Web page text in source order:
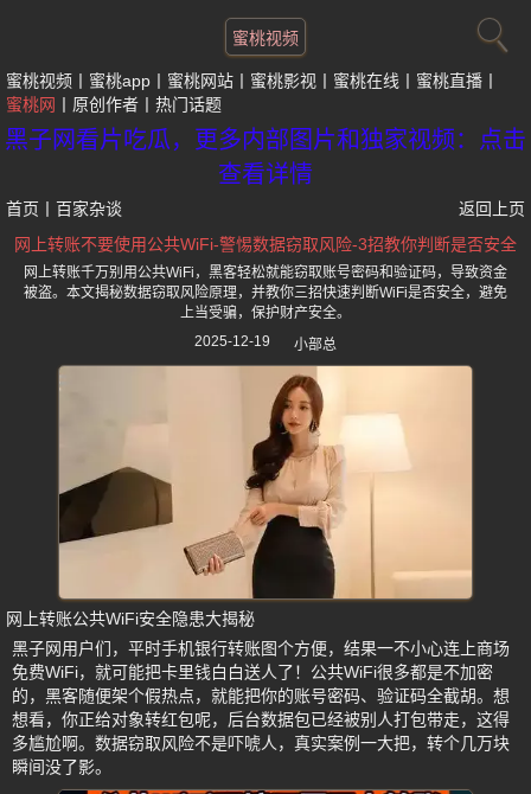
蜜桃视频
蜜桃视频 蜜桃app 蜜桃网站 蜜桃影视 蜜桃在线
蜜桃直播
蜜桃网
原创作者 热门话题
黑子网看片吃瓜，更多内部图片和独家视频：点击
查看详情
首页 百家杂谈
返回上页
网上转账不要使用公共WiFi-警惕数据窃取风险-3招教你判断是否安全
网上转账千万别用公共WiFi，黑客轻松就能窃取账号密码和验证码，导致资金
被盗。本文揭秘数据窃取风险原理，并教你三招快速判断WiFi是否安全，避免
上当受骗，保护财产安全。
2025-12-19
小部总
网上转账公共WiFi安全隐患大揭秘
黑子网用户们，平时手机银行转账图个方便，结果一不小心连上商场
免费WiFi，就可能把卡里钱白白送人了！公共WiFi很多都是不加密
的，黑客随便架个假热点，就能把你的账号密码、验证码全截胡。想
想看，你正给对象转红包呢，后台数据包已经被别人打包带走，这得
多尴尬啊。数据窃取风险不是吓唬人，真实案例一大把，转个几万块
瞬间没了影。